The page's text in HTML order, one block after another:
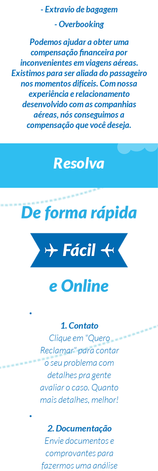
- Extravio de bagagem
- Overbooking
Podemos ajudar a obter uma
compensação financeirapor
inconvenientes em viagens aéreas.
Existimos para seraliada do passageiro
nos momentos difíceis. Com nossa
experiência e relacionamento
desenvolvido com as companhias
aéreas,nós conseguimos a
compensação que você deseja.
Resolva
1. Contato
Clique em "Quero
Reclamar" para contar
o seu problema com
detalhes pra gente
avaliar o caso. Quanto
mais detalhes, melhor!
2. Documentação
Envie documentos e
comprovantes para
fazermos uma análise